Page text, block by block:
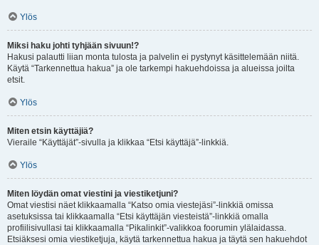
Ylös
Miksi haku johti tyhjään sivuun!?
Hakusi palautti liian monta tulosta ja palvelin ei pystynyt käsittelemään niitä.
Käytä “Tarkennettua hakua” ja ole tarkempi hakuehdoissa ja alueissa joilta
etsit.
Ylös
Miten etsin käyttäjiä?
Vieraile “Käyttäjät”-sivulla ja klikkaa “Etsi käyttäjä”-linkkiä.
Ylös
Miten löydän omat viestini ja viestiketjuni?
Omat viestisi näet klikkaamalla “Katso omia viestejäsi”-linkkiä omissa
asetuksissa tai klikkaamalla “Etsi käyttäjän viesteistä”-linkkiä omalla
profiilisivullasi tai klikkaamalla “Pikalinkit”-valikkoa foorumin ylälaidassa.
Etsiäksesi omia viestiketjuja, käytä tarkennettua hakua ja täytä sen hakuehdot